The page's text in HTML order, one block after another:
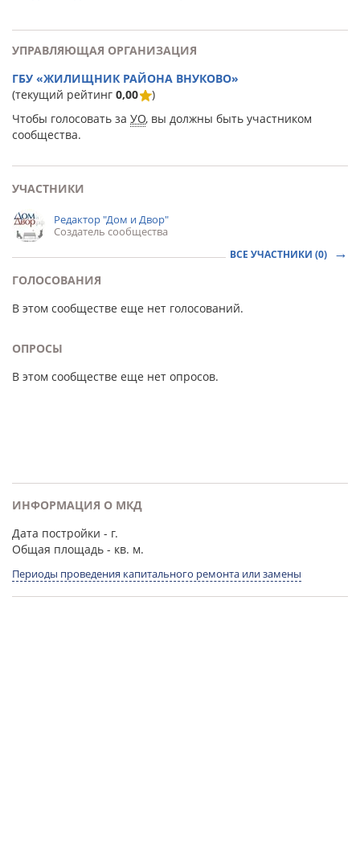
УПРАВЛЯЮЩАЯ ОРГАНИЗАЦИЯ
ГБУ «ЖИЛИЩНИК РАЙОНА ВНУКОВО»
(текущий рейтинг 0,00
)
Чтобы голосовать за УО, вы должны быть участником
сообщества.
УЧАСТНИКИ
Редактор "Дом и Двор"
Создатель сообщества
ВСЕ УЧАСТНИКИ (0)
ГОЛОСОВАНИЯ
В этом сообществе еще нет голосований.
ОПРОСЫ
В этом сообществе еще нет опросов.
ИНФОРМАЦИЯ О МКД
Дата постройки - г.
Общая площадь - кв. м.
Периоды проведения капитального ремонта или замены